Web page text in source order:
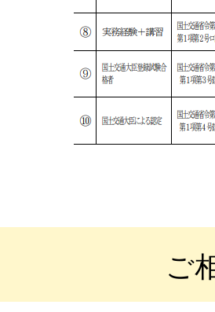
ご